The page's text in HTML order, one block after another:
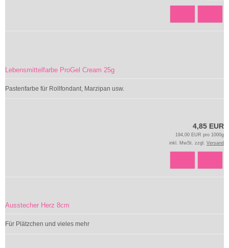
Lebensmittelfarbe ProGel Cream 25g
Pastenfarbe für Rollfondant, Marzipan usw.
4,85 EUR
194,00 EUR pro 1000g
inkl. MwSt. zzgl. Versand
Ausstecher Herz 8cm
Für Plätzchen und vieles mehr